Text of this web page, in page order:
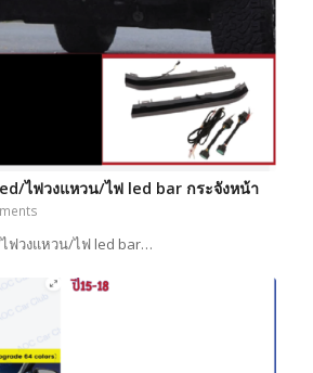
ไฟวงแหวน/ไฟ led bar กระจังหน้า
ฟวงแหวน/ไฟ led bar…